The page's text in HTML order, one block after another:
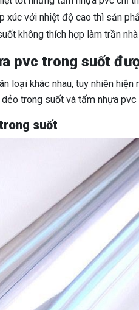
xúc với nhiệt độ cao thì sản
không thích hợp làm trần
pvc trong suốt
loại khác nhau, tuy nhiên
trong suốt và tấm nhựa
suốt